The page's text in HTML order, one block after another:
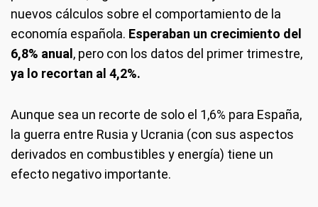
nuevos cálculos sobre el comportamiento de la
economía española. Esperaban un crecimiento del
6,8% anual , pero con los datos del primer trimestre,
ya lo recortan al 4,2%.
Aunque sea un recorte de solo el 1,6% para España,
la guerra entre Rusia y Ucrania (con sus aspectos
derivados en combustibles y energía) tiene un
efecto negativo importante.